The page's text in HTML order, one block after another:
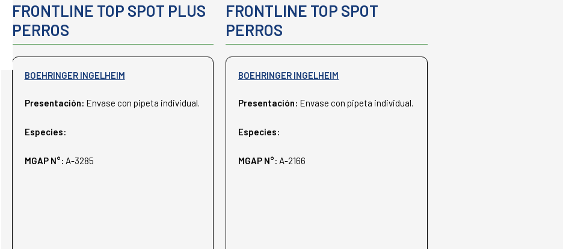
FRONTLINE TOP SPOT PLUS
PERROS
BOEHRINGER INGELHEIM
Presentación: Envase con pipeta individual.
Especies:
MGAP N°: A-3285
FRONTLINE TOP SPOT
PERROS
BOEHRINGER INGELHEIM
Presentación: Envase con pipeta individual.
Especies:
MGAP N°: A-2166